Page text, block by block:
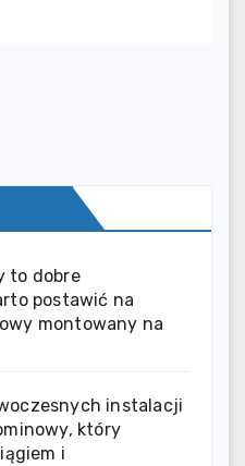
to dobre
postawić na
montowany na
instalacji
który
i